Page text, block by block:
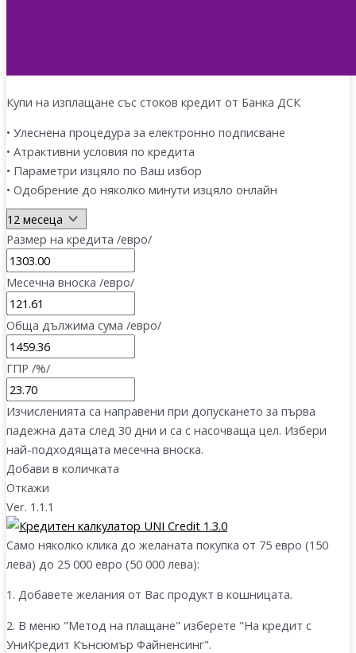
Купи на изплащане със стоков кредит от Банка ДСК
• Улеснена процедура за електронно подписване
• Атрактивни условия по кредита
• Параметри изцяло по Ваш избор
• Одобрение до няколко минути изцяло онлайн
Размер на кредита /евро/
Месечна вноска /евро/
Обща дължима сума /евро/
ГПР /%/
Изчисленията са направени при допускането за първа
падежна дата след 30 дни и са с насочваща цел. Избери
най-подходящата месечна вноска.
Добави в количката
Откажи
Ver. 1.1.1
Само няколко клика до желаната покупка от 75 евро (150
лева) до 25 000 евро (50 000 лева):
1. Добавете желания от Вас продукт в кошницата.
2. В меню "Метод на плащане" изберете "На кредит с
УниКредит Кънсюмър Файненсинг".